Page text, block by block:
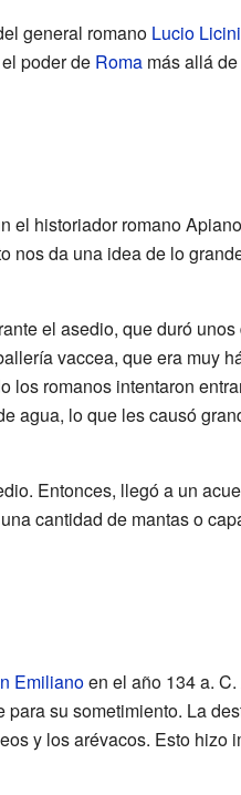
general romano Lucio
poder de Romamás allá de
el historiador romano
nos da una idea de lo
el asedio, que duró unos
vaccea, que era muy
los romanos intentaron
agua, lo que les causó
Entonces, llegó a un
cantidad de mantas o
Emilianoen el año 134 a.
para su sometimiento. La
y los arévacos. Esto hizo